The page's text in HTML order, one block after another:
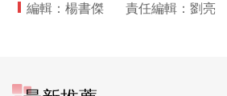
編輯：楊書傑 責任編輯：劉亮